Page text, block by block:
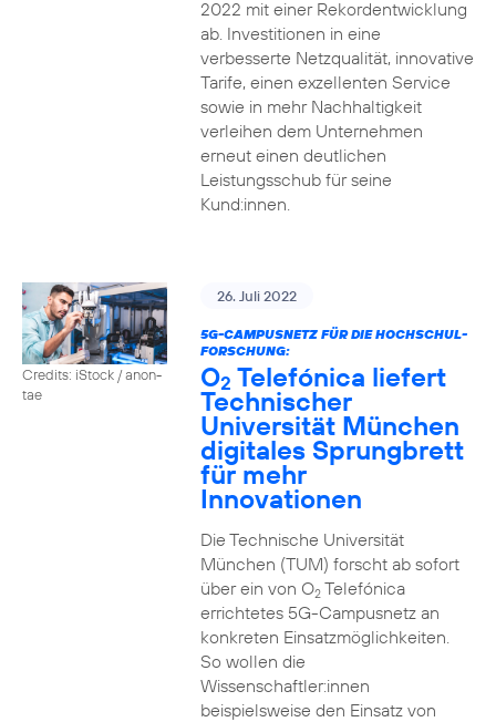
2022 mit einer Rekordentwicklung
ab. Investitionen in eine
verbesserte Netzqualität, innovative
Tarife, einen exzellenten Service
sowie in mehr Nachhaltigkeit
verleihen dem Unternehmen
erneut einen deutlichen
Leistungsschub für seine
Kund:innen.
Credits: iStock / anon-
tae
26. Juli 2022
5G-CAMPUSNETZ FÜR DIE HOCHSCHUL-
FORSCHUNG:
O2 Telefónica liefert
Technischer
Universität München
digitales Sprungbrett
für mehr
Innovationen
Die Technische Universität
München (TUM) forscht ab sofort
über ein von O2Telefónica
errichtetes 5G-Campusnetz an
konkreten Einsatzmöglichkeiten.
So wollen die
Wissenschaftler:innen
beispielsweise den Einsatz von